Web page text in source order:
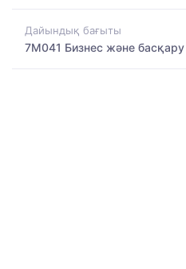
Дайындық бағыты
7M041 Бизнес және басқару